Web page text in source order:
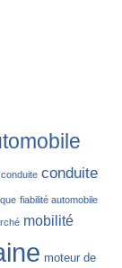
conduite conduite
fiabilité automobile
mobilité
moteur de